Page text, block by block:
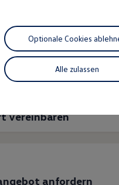
Shop
Roc Kollektion
Kollektion
Kollektion
Kollektion
Kollektion
können
vereinbaren
anfordern
Alle zulassen
Optionale Cookies